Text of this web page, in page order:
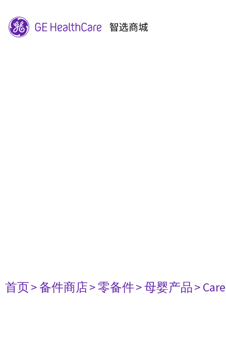
首页> 备件商店> 零备件> 母婴产品>